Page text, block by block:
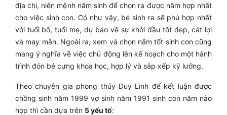
địa chi, niên mệnh năm sinh để chọn ra được năm hợp nhất
cho việc sinh con. Có như vậy, bé sinh ra sẽ phù hợp nhất
với tuổi bố, tuổi mẹ, dự báo về sự khởi đầu tốt đẹp, cát lợi
và may mắn. Ngoài ra, xem và chọn năm tốt sinh con cũng
mang ý nghĩa về việc chủ động lên kế hoạch cho một hành
trình đón bé cưng khoa học, hợp lý và sắp xếp kỹ lưỡng.
Theo chuyên gia phong thủy Duy Linh để kết luận được
chồng sinh năm 1999 vợ sinh năm 1991 sinh con năm nào
hợp thì cần dựa trên 5 yếu tố: